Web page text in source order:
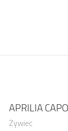
APRILIA
Żywiec